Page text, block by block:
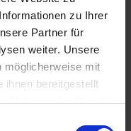
zu Ihrer
Partner für
weiter. Unsere
möglicherweise mit
ihnen bereitgestellt
Nutzung der Dienste